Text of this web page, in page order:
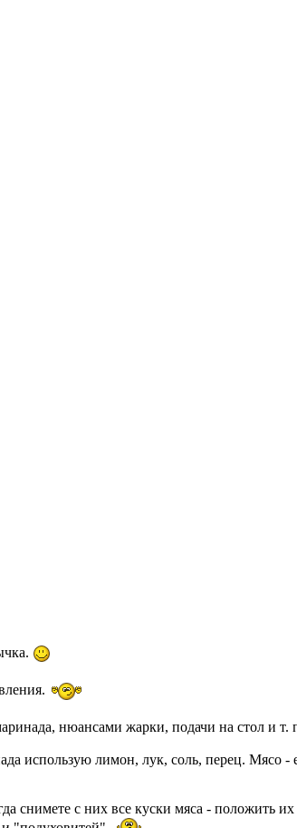
нюансами жарки, подачи на стол и т.
использую лимон, лук, соль, перец. Мясо
снимете с них все куски мяса -